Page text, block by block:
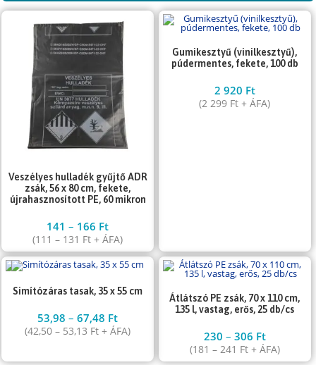
Veszélyes hulladék gyűjtő ADR
zsák, 56 x 80 cm, fekete,
újrahasznosított PE, 60 mikron
141– 166 Ft
(111– 131 Ft + ÁFA)
Gumikesztyű (vinilkesztyű),
púdermentes, fekete, 100 db
2 920 Ft
(2 299 Ft + ÁFA)
Simítózáras tasak, 35 x 55 cm
53,98–67,48 Ft
(42,50– 53,13 Ft + ÁFA)
Átlátszó PE zsák, 70 x 110 cm,
135 l, vastag, erős, 25 db/cs
230 – 306 Ft
(181 – 241 Ft+ ÁFA)